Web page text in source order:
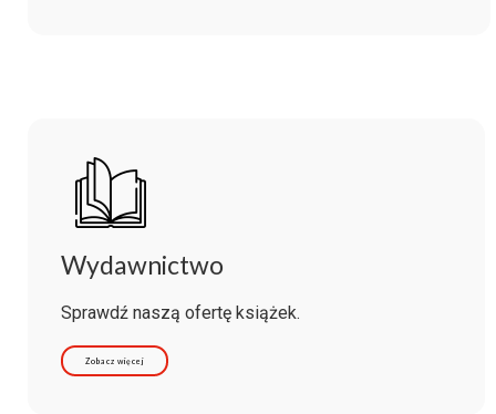
Wydawnictwo
Sprawdź naszą ofertę książek.
Zobacz więcej